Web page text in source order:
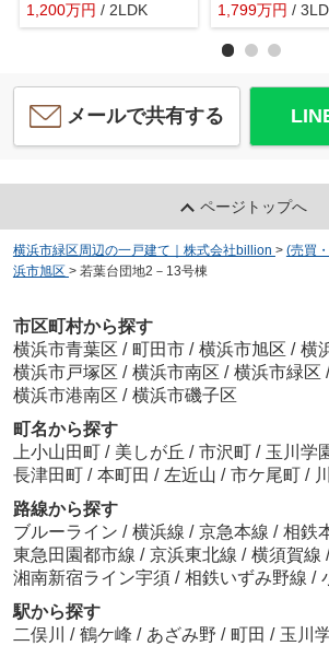
1,200万円 / 2LDK
1,799万円 /
メールで共有する
ページトップへ
横浜市緑区周辺の一戸建て｜株式会社billion > (売買
浜市旭区 > 若葉台団地2－13号棟
市区町村から探す
横浜市青葉区 / 町田市 / 横浜市旭区 / 横
横浜市戸塚区 / 横浜市南区 / 横浜市緑区 /
横浜市港南区 / 横浜市磯子区
町名から探す
上小山田町 / 美しが丘 / 市沢町 / 玉川学
長津田町 / 本町田 / 左近山 / 市ケ尾町 /
路線から探す
ブルーライン / 横浜線 / 京急本線 / 相鉄
東急田園都市線 / 京浜東北線 / 横須賀線 /
湘南新宿ライン宇須 / 相鉄いずみ野線 /
駅から探す
二俣川
/ 鶴ケ峰 / あざみ野 / 町田 / 玉川